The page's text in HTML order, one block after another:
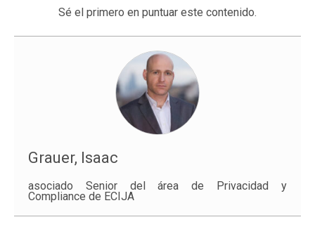
Sé el primero en puntuar este contenido.
Grauer, Isaac
asociado Senior del área de Privacidad y
Compliance de ECIJA